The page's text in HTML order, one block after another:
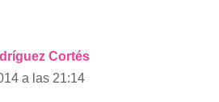
Cortés
a las 21:14